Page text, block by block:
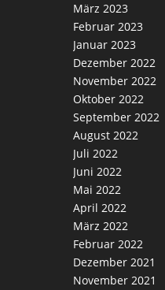
März 2023
Februar 2023
Januar 2023
Dezember 2022
November 2022
Oktober 2022
September 2022
August 2022
Juli 2022
Juni 2022
Mai 2022
April 2022
März 2022
Februar 2022
Dezember 2021
November 2021